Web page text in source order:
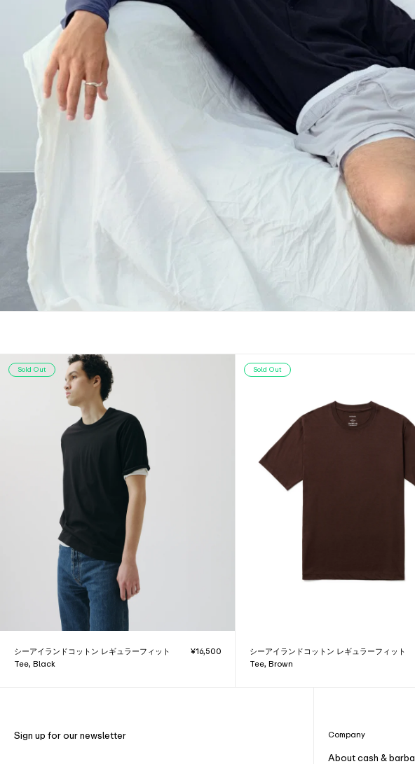
Sold Out
シーアイランドコットン レギュラーフィット
Tee, Black
¥16,500
Sold Out
シーアイランドコットン レギュラーフィット
Tee, Brown
Sign up for our newsletter Company
About cash & barba